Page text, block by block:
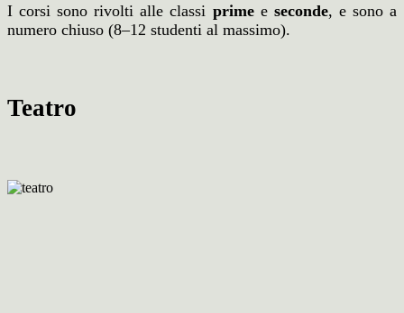
I corsi sono rivolti alle classi primee seconde, e sono a
numero chiuso (8–12 studenti al massimo).
Teatro